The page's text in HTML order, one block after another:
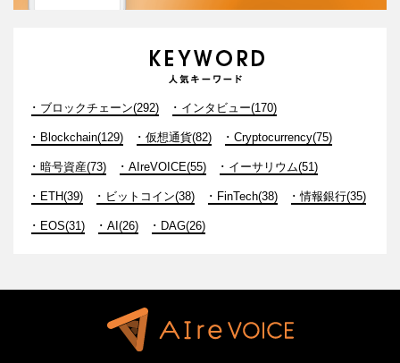
ブロックチェーン(292) インタビュー(170)
Blockchain(129) 仮想通貨(82) Cryptocurrency(75)
暗号資産(73) AIreVOICE(55) イーサリウム(51)
ETH(39) ビットコイン(38) FinTech(38) 情報銀行(35)
EOS(31) AI(26) DAG(26)